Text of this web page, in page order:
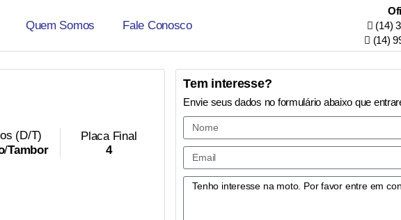
Quem Somos Fale Conosco
(14)
(14)
(D/T)
/Tambor
Placa Final
4
Tem interesse?
Envie seus dados no formulário abaixo que